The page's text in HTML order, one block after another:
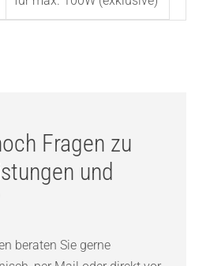
Fragen zu
und
beraten Sie gerne